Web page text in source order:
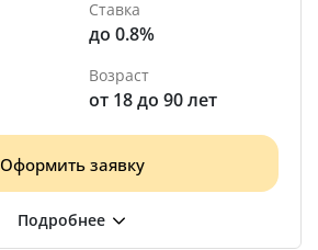
Ставка
до 0.8%
Возраст
от 18 до 90 лет
Оформить заявку